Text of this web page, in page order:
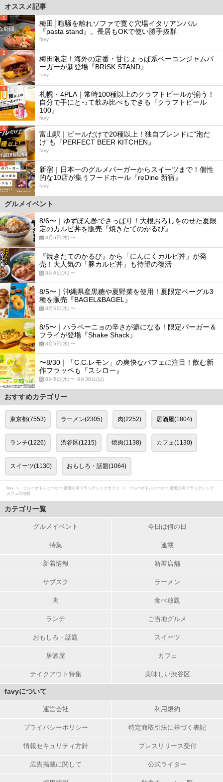
オススメ記事
1
梅田│喧騒を離れソファで寛ぐ穴場イタリアンバル
『pasta stand』。長居もOKで使い勝手抜群
favy
2
梅田限定！海外の定番・甘じょっぱ系ベーコンジャムバ
ーガーが新登場『BRISK STAND』
favy
3
札幌・4PLA｜常時100種以上のクラフトビールが揃う！
自分で手にとって飲み比べもできる『クラフトビール
100』
favy
4
富山駅｜ビールだけで20種以上！独自ブレンドに“泡だ
け”も『PERFECT BEER KITCHEN』
favy
5
新宿｜日本一のグルメバーガーからスイーツまで！個性
的な10店が集うフードホール『reDine 新宿』
favy
グルメイベント
8/6〜｜ゆずぽん酢でさっぱり！大根おろしをのせた夏限
定のカルビ丼を販売『焼きたてのかるび』
8月6日(木) 〜
『焼きたてのかるび』から「にんにくカルビ丼」が発
売！大人気の「豚カルビ丼」も待望の復活
8月6日(木) 〜
8/5〜｜沖縄県産黒糖や夏野菜を使用！夏限定ベーグル3
種を販売『BAGEL&BAGEL』
8月5日(水) 〜
8/5〜｜ハラペーニョの辛さが癖になる！限定バーガー＆
フライが登場『Shake Shack』
8月5日(水) 〜
〜8/30｜「C.C.レモン」の爽快なパフェに注目！飲む新
作フラッペも『スシロー』
8月5日(水) 〜 8月30日(日)
おすすめカテゴリー
東京都(7553) ラーメン(2305) 肉(2252) 居酒屋(1804)
ランチ(1226) 渋谷区(1215) 焼肉(1138) カフェ(1130)
スイーツ(1130) おもしろ・話題(1064)
favy ブルーボトルコーヒー 清澄白河フラッグシップカフェ
ブルーボトルコーヒー 清澄白河フラッグシップ
カフェの地図
カテゴリ一覧
グルメイベント 今日は何の日
特集 連載
新着情報 新着店舗
サブスク ラーメン
肉 食べ放題
ランチ ご当地グルメ
おもしろ・話題 スイーツ
居酒屋 カフェ
テイクアウト特集 美味しい渋谷区
favyについて
運営会社 利用規約
プライバシーポリシー 特定商取引法に基づく表記
情報セキュリティ方針 プレスリリース受付
広告掲載に関して 公式ライター